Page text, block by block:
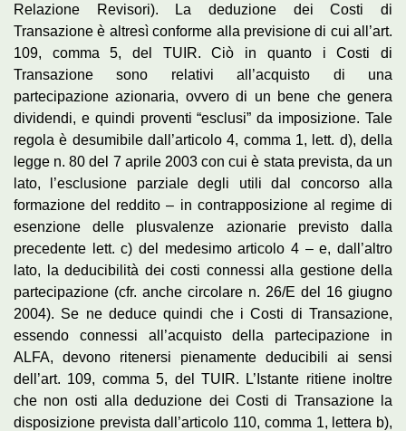
Relazione Revisori). La deduzione dei Costi di
Transazione è altresì conforme alla previsione di cui all’art.
109, comma 5, del TUIR. Ciò in quanto i Costi di
Transazione sono relativi all’acquisto di una
partecipazione azionaria, ovvero di un bene che genera
dividendi, e quindi proventi “esclusi” da imposizione. Tale
regola è desumibile dall’articolo 4, comma 1, lett. d), della
legge n. 80 del 7 aprile 2003 con cui è stata prevista, da un
lato, l’esclusione parziale degli utili dal concorso alla
formazione del reddito – in contrapposizione al regime di
esenzione delle plusvalenze azionarie previsto dalla
precedente lett. c) del medesimo articolo 4 – e, dall’altro
lato, la deducibilità dei costi connessi alla gestione della
partecipazione (cfr. anche circolare n. 26/E del 16 giugno
2004). Se ne deduce quindi che i Costi di Transazione,
essendo connessi all’acquisto della partecipazione in
ALFA, devono ritenersi pienamente deducibili ai sensi
dell’art. 109, comma 5, del TUIR. L’Istante ritiene inoltre
che non osti alla deduzione dei Costi di Transazione la
disposizione prevista dall’articolo 110, comma 1, lettera b),